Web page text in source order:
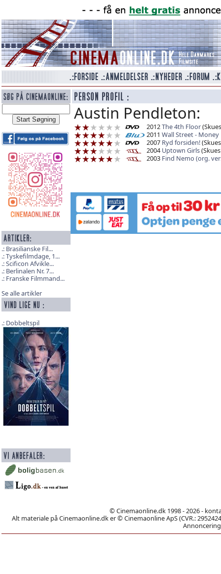
Brasilianske Fil...
Tyskefilmdage, 1...
Scificon Afvikle...
Berlinalen Nr. 7...
Franske Filmmand...
Se alle artikler
Dobbeltspil
Austin Pendleton:
2012The 4th Floor
2011 Wall Street - Money
2007 Ryd forsiden!
2004 Uptown Girls
2003 Find Nemo (org.
© Cinemaonline.dk 1998 - 2026 -
Alt materiale på Cinemaonline.dk er © Cinemaonline ApS (CVR.: